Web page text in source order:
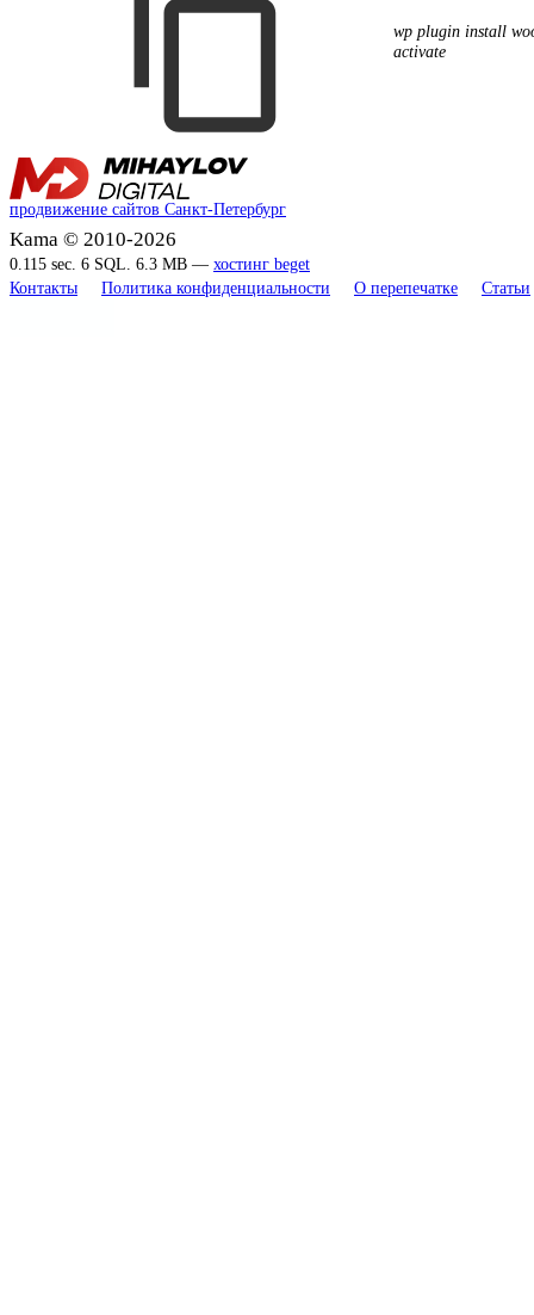
wp plugin install
activate
продвижение сайтов Санкт-Петербург
Kama © 2010-2026
0.115 sec. 6 SQL. 6.3 MB — хостинг beget
Контакты
Политика конфиденциальности О перепечатке Статьи